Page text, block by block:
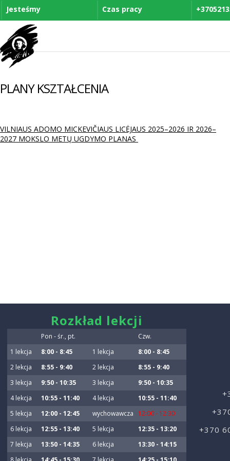
Jesteśmy Czas pracy
PLANY KSZTAŁCENIA
VILNIAUS ADOMO MICKEVIČIAUS LICĖJAUS 2025–2026 IR 2026–
2027 MOKSLO METŲ UGDYMO PLANAS
Rozkład lekcji
Pon - śr., pt.
Czw.
1 lekcja
8:00 - 8:45 1 lekcja
8:00 - 8:45
2 lekcja
8:55 - 9:40 2 lekcja
8:55 - 9:40
3 lekcja
9:50 - 10:35 3 lekcja
9:50 - 10:35
4 lekcja
10:55 - 11:40 4 lekcja
10:55 - 11:40
5 lekcja
12:00 - 12:45 wychowawcza
12:00 - 12:30
6 lekcja
12:55 - 13:40 5 lekcja
12:35 - 13:20
7 lekcja
13:50 - 14:35 6 lekcja
13:30 - 14:15
+370